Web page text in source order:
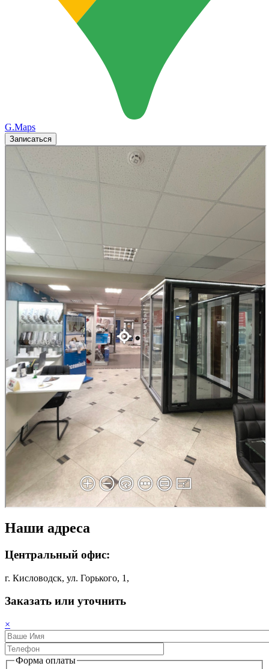
G.Maps
Записаться
Наши адреса
Центральный офис:
г. Кисловодск, ул. Горького, 1,
Заказать или уточнить
×
Форма оплаты